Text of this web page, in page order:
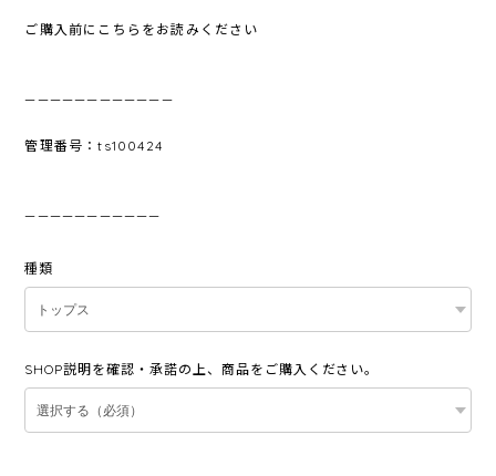
ご購入前にこちらをお読みください
————————————
管理番号：ts100424
———————————
種類
SHOP説明を確認・承諾の上、商品をご購入ください。